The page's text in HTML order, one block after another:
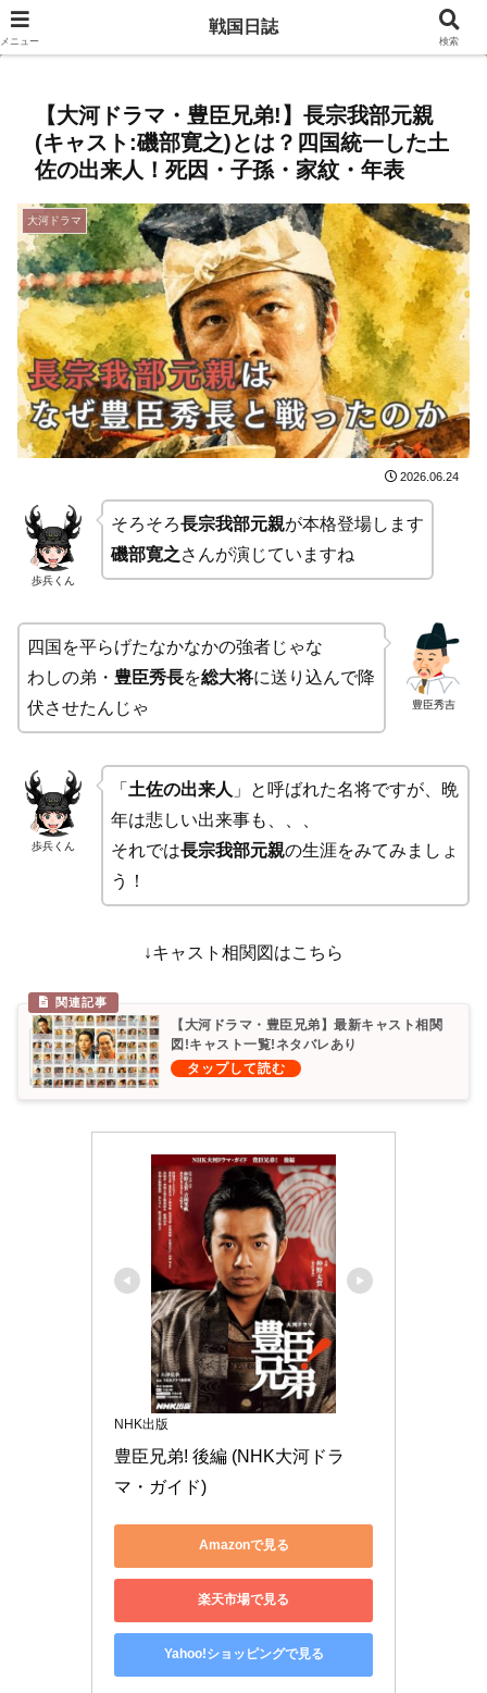
豊臣兄弟のキャスト相関図はこちら
【大河ドラマ・豊臣兄弟!】長宗我部元親
(キャスト:磯部寛之)とは？四国統一した土
佐の出来人！死因・子孫・家紋・年表
大河ドラマ
2026.06.24
歩兵くん
そろそろ長宗我部元親が本格登場します
磯部寛之さんが演じていますね
豊臣秀吉
四国を平らげたなかなかの強者じゃな
わしの弟・ 豊臣秀長を総大将に送り込んで降
伏させたんじゃ
歩兵くん
「 土佐の出来人 」と呼ばれた名将ですが、晩
年は悲しい出来事も、、、
それでは長宗我部元親の生涯をみてみましょ
う！
↓キャスト相関図はこちら
【大河ドラマ・豊臣兄弟】最新キャスト相関
図!キャスト一覧!ネタバレあり
NHK出版
豊臣兄弟! 後編 (NHK大河ドラ
マ・ガイド)
Amazonで見る
楽天市場で見る
Yahoo!ショッピングで見る
メニュー
戦国日誌
検索